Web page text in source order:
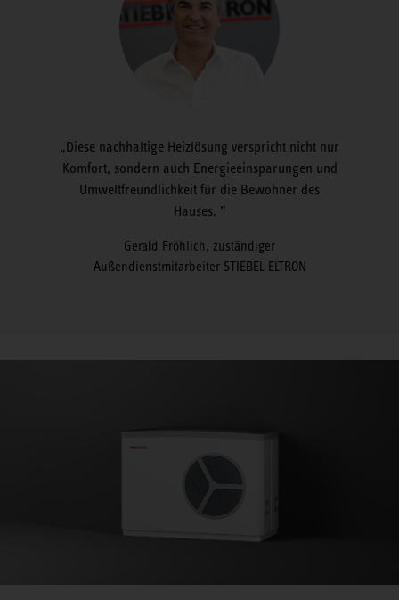
Diese nachhaltige Heizlösung verspricht nicht nur
Komfort, sondern auch Energieeinsparungen und
Umweltfreundlichkeit für die Bewohner des
Hauses.
Gerald Fröhlich, zuständiger
Außendienstmitarbeiter STIEBEL ELTRON